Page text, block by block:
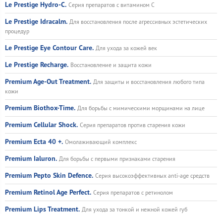
Le Prestige Hydro-C. Серия препаратов с витамином С
Le Prestige Idracalm. Для восстановления после агрессивных эстетических
процедур
Le Prestige Eye Contour Care. Для ухода за кожей век
Le Prestige Recharge. Восстановление и защита кожи
Premium Age-Out Treatment. Для защиты и восстановления любого типа
кожи
Premium Biothox-Time. Для борьбы с мимическими морщинами на лице
Premium Cellular Shock. Серия препаратов против старения кожи
Premium Ecta 40 +. Омолаживающий комплекс
Premium Ialuron. Для борьбы с первыми признаками старения
Premium Pepto Skin Defence. Серия высокоэффективных anti-age средств
Premium Retinol Age Perfect. Серия препаратов с ретинолом
Premium Lips Treatment. Для ухода за тонкой и нежной кожей губ